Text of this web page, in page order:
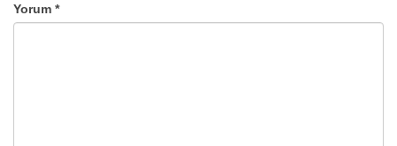
Yorum *